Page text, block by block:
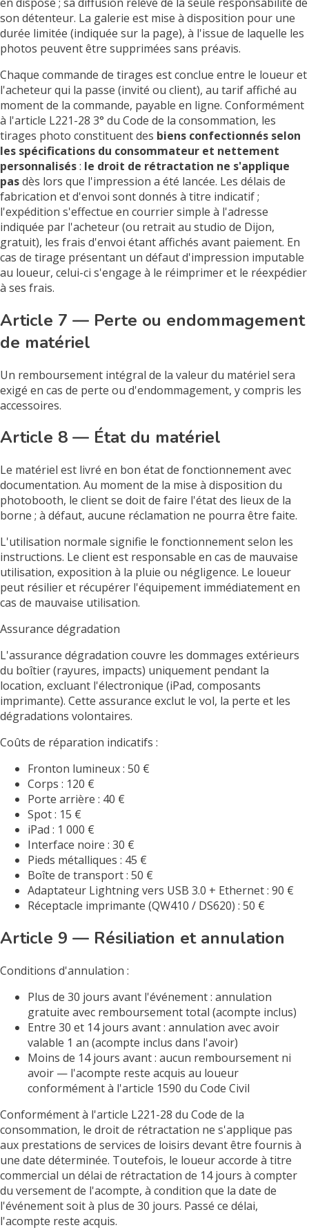
son détenteur. La galerie est mise à disposition pour une
durée limitée (indiquée sur la page), à l'issue de laquelle les
photos peuvent être supprimées sans préavis.
Chaque commande de tirages est conclue entre le loueur et
l'acheteur qui la passe (invité ou client), au tarif affiché au
moment de la commande, payable en ligne. Conformément
à l'article L221-28 3° du Code de la consommation, les
tirages photo constituent des biens confectionnés selon
les spécifications du consommateur et nettement
personnalisés: le droit de rétractation ne s'applique
pasdès lors que l'impression a été lancée. Les délais de
fabrication et d'envoi sont donnés à titre indicatif ;
l'expédition s'effectue en courrier simple à l'adresse
indiquée par l'acheteur (ou retrait au studio de Dijon,
gratuit), les frais d'envoi étant affichés avant paiement. En
cas de tirage présentant un défaut d'impression imputable
au loueur, celui-ci s'engage à le réimprimer et le réexpédier
à ses frais.
Article 7 — Perte ou endommagement
de matériel
Un remboursement intégral de la valeur du matériel sera
exigé en cas de perte ou d'endommagement, y compris les
accessoires.
Article 8 — État du matériel
Le matériel est livré en bon état de fonctionnement avec
documentation. Au moment de la mise à disposition du
photobooth, le client se doit de faire l'état des lieux de la
borne ; à défaut, aucune réclamation ne pourra être faite.
L'utilisation normale signifie le fonctionnement selon les
instructions. Le client est responsable en cas de mauvaise
utilisation, exposition à la pluie ou négligence. Le loueur
peut résilier et récupérer l'équipement immédiatement en
cas de mauvaise utilisation.
Assurance dégradation
L'assurance dégradation couvre les dommages extérieurs
du boîtier (rayures, impacts) uniquement pendant la
location, excluant l'électronique (iPad, composants
imprimante). Cette assurance exclut le vol, la perte et les
dégradations volontaires.
Coûts de réparation indicatifs :
Fronton lumineux : 50 €
Corps : 120 €
Porte arrière : 40 €
Spot : 15 €
iPad : 1 000 €
Interface noire : 30 €
Pieds métalliques : 45 €
Boîte de transport : 50 €
Adaptateur Lightning vers USB 3.0 + Ethernet : 90 €
Réceptacle imprimante (QW410 / DS620) : 50 €
Article 9 — Résiliation et annulation
Conditions d'annulation :
Plus de 30 jours avant l'événement : annulation
gratuite avec remboursement total (acompte inclus)
Entre 30 et 14 jours avant : annulation avec avoir
valable 1 an (acompte inclus dans l'avoir)
Moins de 14 jours avant : aucun remboursement ni
avoir — l'acompte reste acquis au loueur
conformément à l'article 1590 du Code Civil
Conformément à l'article L221-28 du Code de la
consommation, le droit de rétractation ne s'applique pas
aux prestations de services de loisirs devant être fournis à
une date déterminée. Toutefois, le loueur accorde à titre
commercial un délai de rétractation de 14 jours à compter
du versement de l'acompte, à condition que la date de
l'événement soit à plus de 30 jours. Passé ce délai,
l'acompte reste acquis.